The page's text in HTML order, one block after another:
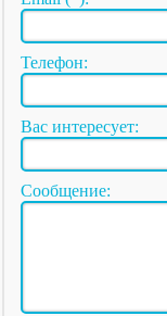
Телефон:
Вас интересует:
Сообщение: